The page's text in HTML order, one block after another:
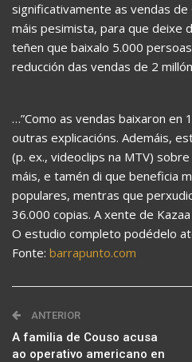
significativamente as vendas de
máis pesimista, para que deixe
teñen que baixalo 5.000
reducción das vendas de 2
…”Como as vendas baixaron en
outras explicacións. Ademáis,
(p. ex., videoclips na MTV)
máis, e tamén di que beneficia
populares, mentras que
36.000 copias. A xente de
O estudio completo podédelo
Fonte: barrapunto.com
ANTERIOR
A familia de Couso acusa
ao operativo americano en